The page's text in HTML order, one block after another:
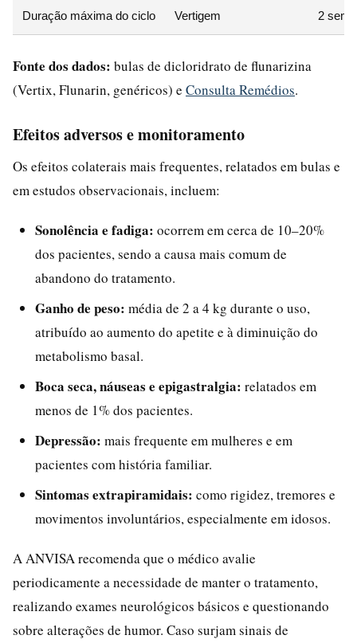
Duração máxima do ciclo Vertigem 2
Fonte dos dados: bulas de dicloridrato de flunarizina
(Vertix, Flunarin, genéricos) e Consulta Remédios.
Efeitos adversos e monitoramento
Os efeitos colaterais mais frequentes, relatados em bulas e
em estudos observacionais, incluem:
Sonolência e fadiga: ocorrem em cerca de 10–20%
dos pacientes, sendo a causa mais comum de
abandono do tratamento.
Ganho de peso: média de 2 a 4 kg durante o uso,
atribuído ao aumento do apetite e à diminuição do
metabolismo basal.
Boca seca, náuseas e epigastralgia: relatados em
menos de 1% dos pacientes.
Depressão: mais frequente em mulheres e em
pacientes com história familiar.
Sintomas extrapiramidais: como rigidez, tremores e
movimentos involuntários, especialmente em idosos.
A ANVISA recomenda que o médico avalie
periodicamente a necessidade de manter o tratamento,
realizando exames neurológicos básicos e questionando
sobre alterações de humor. Caso surjam sinais de